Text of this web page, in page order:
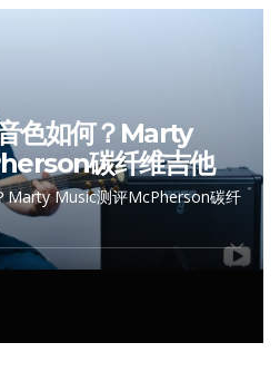
色如何？Marty
碳纤维吉他
Marty Music测评McPherson碳纤